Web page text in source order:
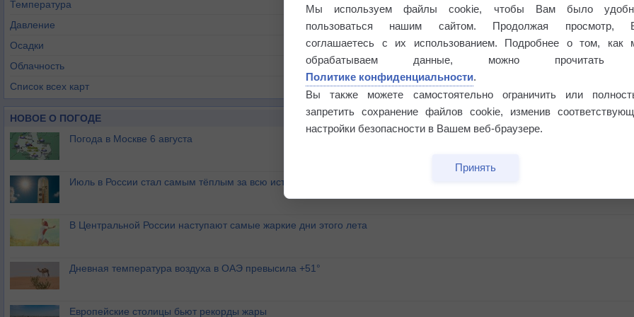
Температура
Давление
Осадки
Облачность
Список всех карт
НОВОЕ О ПОГОДЕ
Погода в Москве 6 августа
Июль в России стал самым тёплым за всю историю
В Центральной России наступают самые жаркие дни этого лета
Дневная температура воздуха в ОАЭ превысила +51°
Европейские столицы бьют рекорды жары
Мы используем файлы cookie, чтобы Вам было
пользоваться нашим сайтом. Продолжая просмотр,
соглашаетесь с их использованием. Подробнее о том, как
обрабатываем данные, можно прочитать
Политике конфиденциальности.
Вы также можете самостоятельно ограничить или
запретить сохранение файлов cookie, изменив
настройки безопасности в Вашем веб-браузере.
Принять